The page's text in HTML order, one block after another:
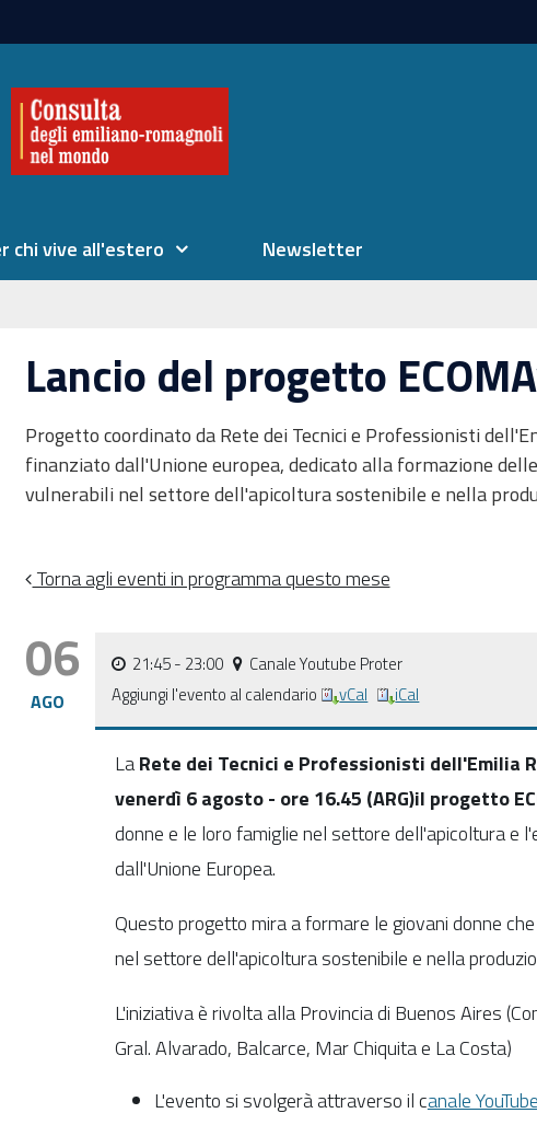
chi vive all'estero Newsletter
Lancio del progetto
Progetto coordinato da Rete dei Tecnici e Professionisti
finanziato dall'Unione europea, dedicato alla formazione
vulnerabili nel settore dell'apicoltura sostenibile e nella
Torna agli eventi in programma questo mese
06
AGO
21:45- 23:00
Canale Youtube Proter
Aggiungi l'evento al calendario
vCal iCal
LaRete dei Tecnici e Professionisti dell'Emilia
venerdì 6 agosto - ore 16.45 (ARG)il progetto
donne e le loro famiglie nel settore dell'apicoltura e
dall'Unione Europea.
Questo progetto mira a formare le giovani donne
nel settore dell'apicoltura sostenibile e nella
L'iniziativa è rivolta alla Provincia di Buenos Aires
Gral. Alvarado, Balcarce, Mar Chiquita e La Costa)
L'evento si svolgerà attraverso il canale